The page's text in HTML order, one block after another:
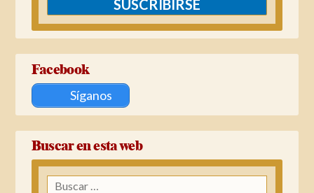
SUSCRIBIRSE
Facebook
Síganos
Buscar en esta web
Buscar: